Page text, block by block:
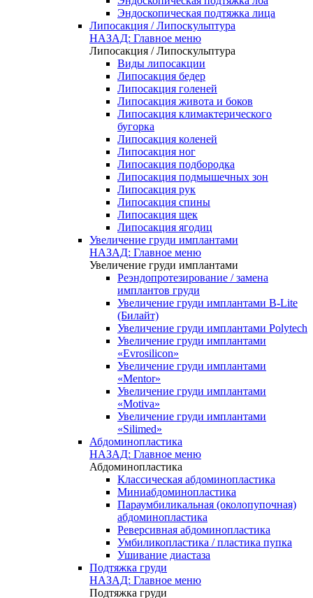
Эндоскопическая подтяжка лица
Липосакция / Липоскульптура
НАЗАД: Главное меню
Липосакция / Липоскульптура
Виды липосакции
Липосакция бедер
Липосакция голеней
Липосакция живота и боков
Липосакция климактерического
бугорка
Липосакция коленей
Липосакция ног
Липосакция подбородка
Липосакция подмышечных зон
Липосакция рук
Липосакция спины
Липосакция щек
Липосакция ягодиц
Увеличение груди имплантами
НАЗАД: Главное меню
Увеличение груди имплантами
Реэндопротезирование / замена
имплантов груди
Увеличение груди имплантами B-Lite
(Билайт)
Увеличение груди имплантами Polytech
Увеличение груди имплантами
«Evrosilicon»
Увеличение груди имплантами
«Mentor»
Увеличение груди имплантами
«Motiva»
Увеличение груди имплантами
«Silimed»
Абдоминопластика
НАЗАД: Главное меню
Абдоминопластика
Классическая абдоминопластика
Миниабдоминопластика
Параумбиликальная (околопупочная)
абдоминопластика
Реверсивная абдоминопластика
Умбиликопластика / пластика пупка
Ушивание диастаза
Подтяжка груди
НАЗАД: Главное меню
Подтяжка груди